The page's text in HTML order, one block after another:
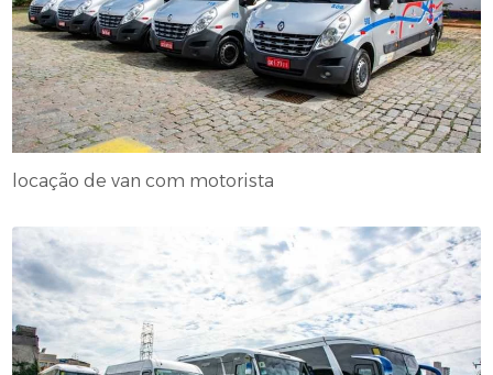
locação de van com motorista